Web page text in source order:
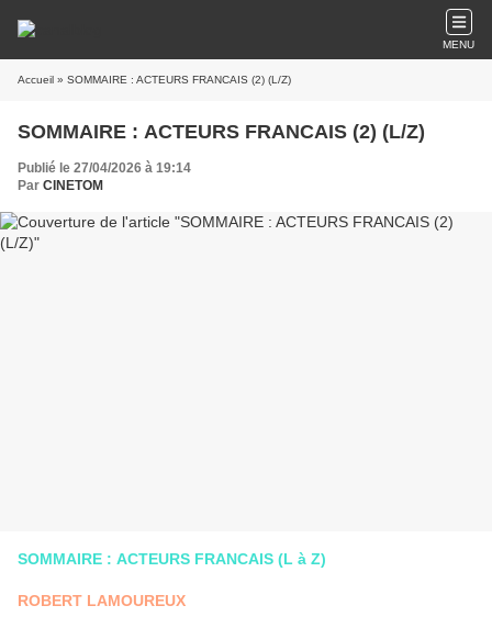
MENU
Accueil » SOMMAIRE : ACTEURS FRANCAIS (2) (L/Z)
SOMMAIRE : ACTEURS FRANCAIS (2) (L/Z)
Publié le 27/04/2026 à 19:14
Par CINETOM
SOMMAIRE : ACTEURS FRANCAIS (L à Z)
ROBERT LAMOUREUX